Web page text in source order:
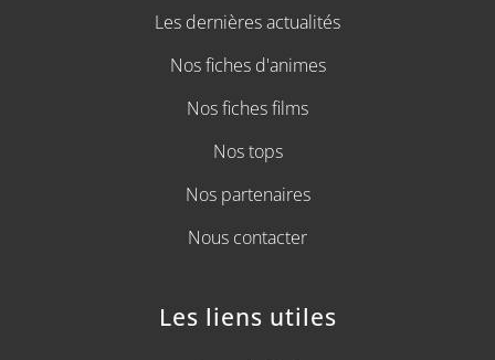
Les dernières actualités
Nos fiches d'animes
Nos fiches films
Nos tops
Nos partenaires
Nous contacter
Les liens utiles